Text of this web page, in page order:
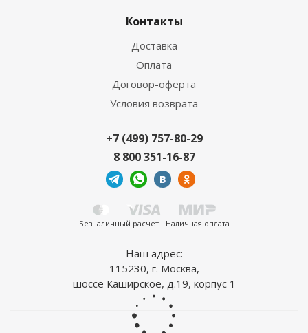
SPC ламинат Cronafloor Joli Зиркон J1006
Контакты
Доставка
Оплата
Договор-оферта
Условия возврата
+7 (499) 757-80-29
8 800 351-16-87
Безналичный расчет Наличная оплата
Наш адрес:
115230, г. Москва,
шоссе Каширское, д.19, корпус 1